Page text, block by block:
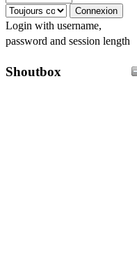
Login with username,
password and session length
Shoutbox